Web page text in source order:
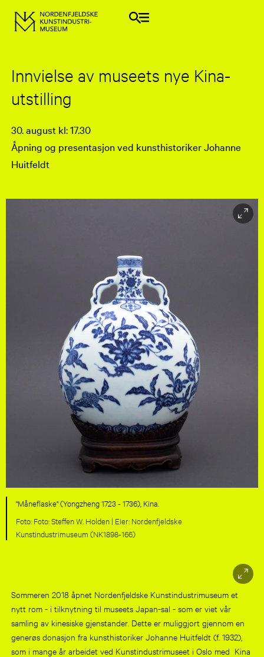
Innvielse av museets nye Kina-
utstilling
30. august kl: 17.30
Åpning og presentasjon ved kunsthistoriker Johanne
Huitfeldt
"Måneflaske" (Yongzheng 1723 - 1736), Kina.
Foto: Steffen W. Holden |
Nordenfjeldske
Kunstindustrimuseum (NK1898-166)
Sommeren 2018 åpnet Nordenfjeldske Kunstindustrimuseum et
nytt rom - i tilknytning til museets Japan-sal - som er viet vår
samling av kinesiske gjenstander. Dette er muliggjort gjennom en
generøs donasjon fra kunsthistoriker Johanne Huitfeldt (f. 1932),
som i mange år arbeidet ved Kunstindustrimuseet i Oslo med Kina